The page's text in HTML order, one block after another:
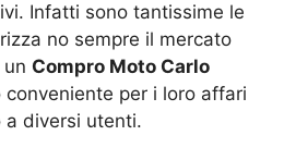
Infatti sono tantissime le
no sempre il mercato
un Compro Moto Carlo
conveniente per i loro affari
a diversi utenti.